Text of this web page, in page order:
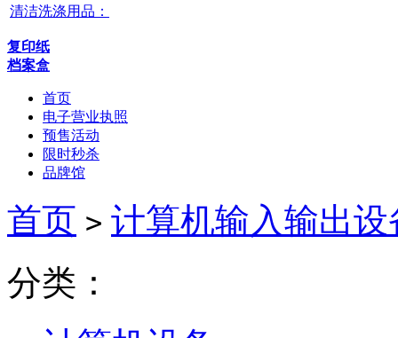
清洁洗涤用品：
复印纸
档案盒
首页
电子营业执照
预售活动
限时秒杀
品牌馆
首页 > 计算机输入输出设
分类：